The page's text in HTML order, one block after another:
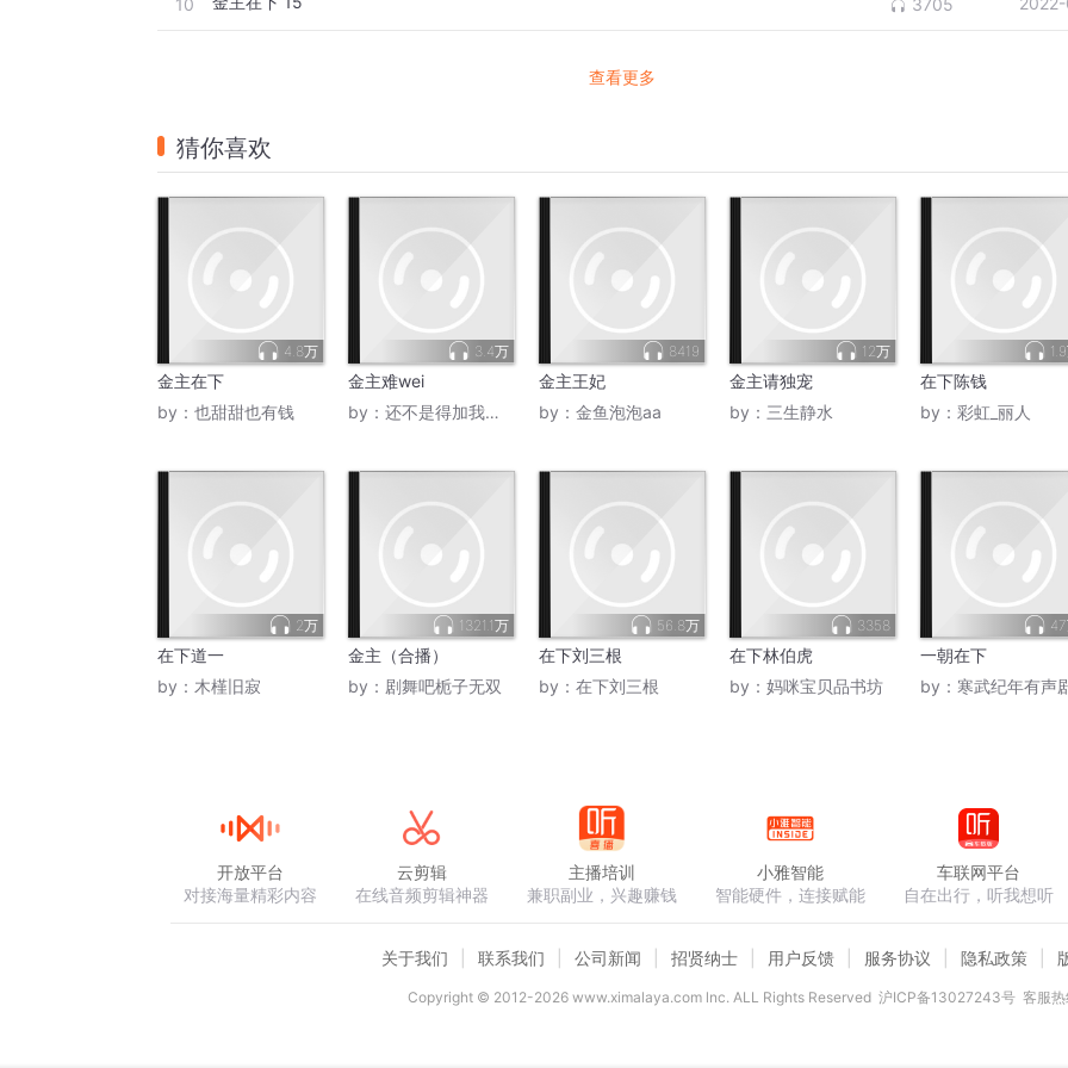
10
查看更多
猜你喜欢
4.8万
金主在下
by： 也甜甜也有钱
3.4万
金主难wei
by： 还不是得加我嘿嘿
8419
金主王妃
by： 金鱼泡泡aa
12万
金主请独宠
by： 三生静水
在下陈钱
by： 彩虹_丽人
2万
在下道一
by： 木槿旧寂
1321.1万
金主（合播）
by： 剧舞吧栀子无双
56.8万
在下刘三根
by： 在下刘三根
3358
在下林伯虎
by： 妈咪宝贝品书坊
一朝在下
by： 寒武纪年有声
开放平台
对接海量精彩内容
云剪辑
在线音频剪辑神器
主播培训
兼职副业，兴趣赚钱
小雅智能
智能硬件，连接赋能
车联网平台
自在出行，听我想听
关于我们 联系我们 公司新闻 招贤纳士 用户反馈 服务协议 隐私政策
Copyright © 2012-2026www.ximalaya.com lnc. ALL Rights Reserved 沪ICP备13027243号 客服